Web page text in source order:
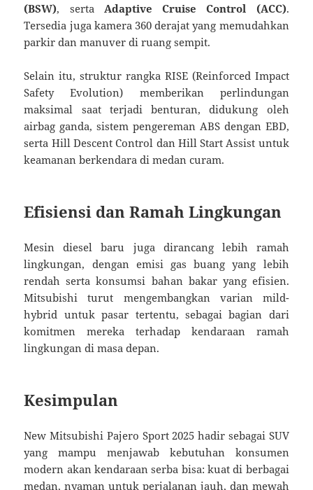
(BSW), serta Adaptive Cruise Control (ACC).
Tersedia juga kamera 360 derajat yang memudahkan
parkir dan manuver di ruang sempit.
Selain itu, struktur rangka RISE (Reinforced Impact
Safety Evolution) memberikan perlindungan
maksimal saat terjadi benturan, didukung oleh
airbag ganda, sistem pengereman ABS dengan EBD,
serta Hill Descent Control dan Hill Start Assist untuk
keamanan berkendara di medan curam.
Efisiensi dan Ramah Lingkungan
Mesin diesel baru juga dirancang lebih ramah
lingkungan, dengan emisi gas buang yang lebih
rendah serta konsumsi bahan bakar yang efisien.
Mitsubishi turut mengembangkan varian mild-
hybrid untuk pasar tertentu, sebagai bagian dari
komitmen mereka terhadap kendaraan ramah
lingkungan di masa depan.
Kesimpulan
New Mitsubishi Pajero Sport 2025 hadir sebagai SUV
yang mampu menjawab kebutuhan konsumen
modern akan kendaraan serba bisa: kuat di berbagai
medan, nyaman untuk perjalanan jauh, dan mewah